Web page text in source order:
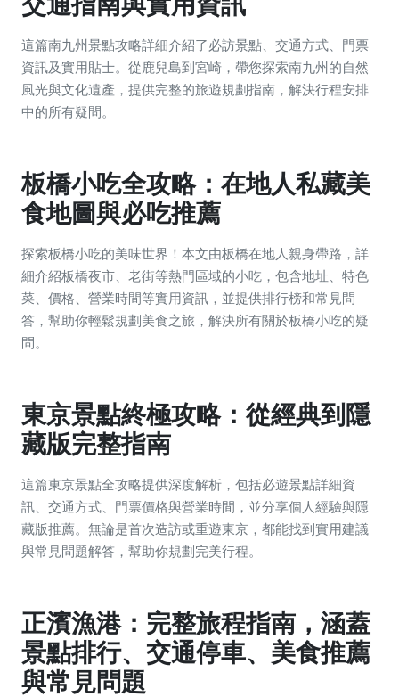
這篇南九州景點攻略詳細介紹了必訪景點、交通方式、門票
資訊及實用貼士。從鹿兒島到宮崎，帶您探索南九州的自然
風光與文化遺產，提供完整的旅遊規劃指南，解決行程安排
中的所有疑問。
板橋小吃全攻略：在地人私藏美
食地圖與必吃推薦
探索板橋小吃的美味世界！本文由板橋在地人親身帶路，詳
細介紹板橋夜市、老街等熱門區域的小吃，包含地址、特色
菜、價格、營業時間等實用資訊，並提供排行榜和常見問
答，幫助你輕鬆規劃美食之旅，解決所有關於板橋小吃的疑
問。
東京景點終極攻略：從經典到隱
藏版完整指南
這篇東京景點全攻略提供深度解析，包括必遊景點詳細資
訊、交通方式、門票價格與營業時間，並分享個人經驗與隱
藏版推薦。無論是首次造訪或重遊東京，都能找到實用建議
與常見問題解答，幫助你規劃完美行程。
正濱漁港：完整旅程指南，涵蓋
景點排行、交通停車、美食推薦
與常見問題